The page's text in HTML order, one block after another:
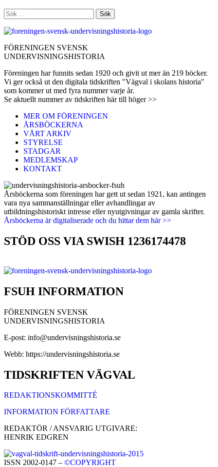
Sök
efter:
FÖRENINGEN SVENSK
UNDERVISNINGSHISTORIA
Föreningen har funnits sedan 1920 och givit ut mer än 219 böcker.
Vi ger också ut den digitala tidskriften "Vägval i skolans historia"
som kommer ut med fyra nummer varje år.
Se aktuellt nummer av tidskriften här till höger >>
MER OM FÖRENINGEN
ÅRSBÖCKERNA
VÅRT ARKIV
STYRELSE
STADGAR
MEDLEMSKAP
KONTAKT
Årsböckerna som föreningen har gett ut sedan 1921, kan antingen
vara nya sammanställningar eller avhandlingar av
utbildningshistoriskt intresse eller nyutgivningar av gamla skrifter.
Årsböckerna är digitaliserade och du hittar dem här >>
STÖD OSS VIA SWISH 1236174478
FSUH INFORMATION
FÖRENINGEN SVENSK
UNDERVISNINGSHISTORIA
E-post: info@undervisningshistoria.se
Webb: https://undervisningshistoria.se
TIDSKRIFTEN VÄGVAL
REDAKTIONSKOMMITTÉ
INFORMATION FÖRFATTARE
REDAKTÖR / ANSVARIG UTGIVARE:
HENRIK EDGREN
ISSN 2002-0147 – ©COPYRIGHT